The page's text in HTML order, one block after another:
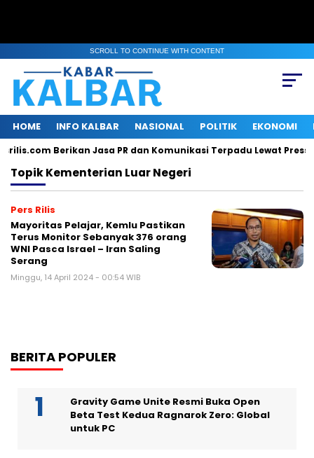
SCROLL TO CONTINUE WITH CONTENT
HOME INFO KALBAR NASIONAL POLITIK EKONOMI
Berikan Jasa PR dan Komunikasi Terpadu Lewat Press
TopikKementerian Luar Negeri
Pers Rilis
Mayoritas Pelajar, Kemlu Pastikan
Terus Monitor Sebanyak 376 orang
WNI Pasca Israel – Iran Saling
Serang
Minggu, 14 April 2024 - 00:54 WIB
BERITA POPULER
Gravity Game Unite Resmi Buka Open
Beta Test Kedua Ragnarok Zero: Global
untuk PC